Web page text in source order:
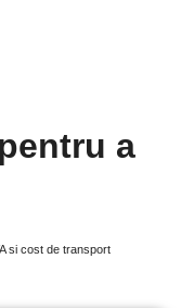
a
si cost de transport